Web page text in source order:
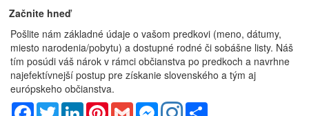
Začnite hneď
Pošlite nám základné údaje o vašom predkovi (meno, dátumy,
miesto narodenia/pobytu) a dostupné rodné či sobášne listy. Náš
tím posúdi váš nárok v rámci občianstva po predkoch a navrhne
najefektívnejší postup pre získanie slovenského a tým aj
európskeho občianstva.
Facebook
TwitterLinkedInPinterestGmail Messenger